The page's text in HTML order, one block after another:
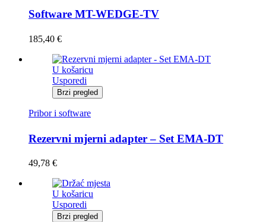
Software MT-WEDGE-TV
185,40 €
U košaricu
Usporedi
Brzi pregled
Pribor i software
Rezervni mjerni adapter – Set EMA-DT
49,78 €
U košaricu
Usporedi
Brzi pregled